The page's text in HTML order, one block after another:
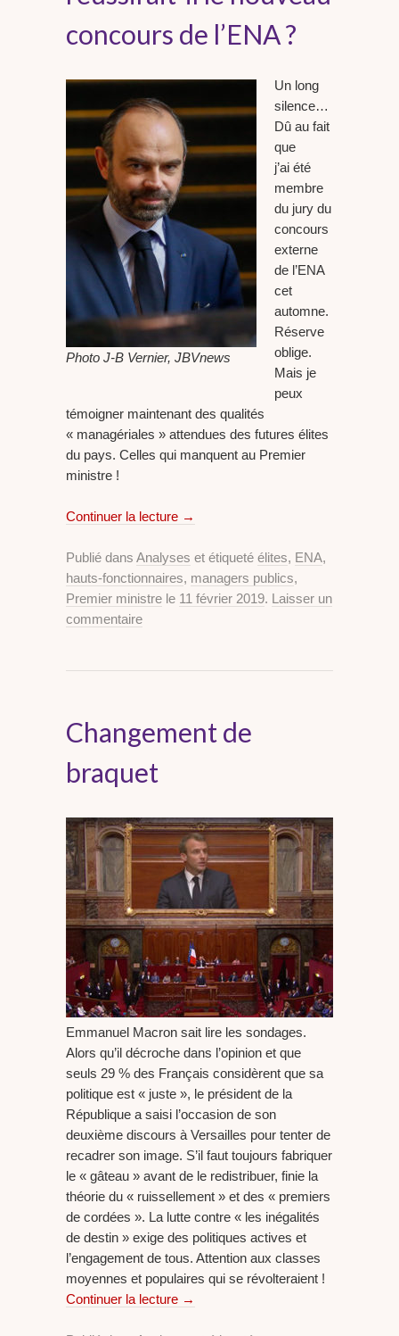
concours de l’ENA ?
Photo J-B Vernier, JBVnews
Un long
silence…
Dû au fait
que
j’ai été
membre
du jury du
concours
externe
de l’ENA
cet
automne.
Réserve
oblige.
Mais je
peux
témoigner maintenant des qualités
« managériales » attendues des futures élites
du pays. Celles qui manquent au Premier
ministre !
Continuer la lecture →
Publié dans Analyses et étiqueté élites, ENA,
hauts-fonctionnaires, managers publics,
Premier ministre le 11 février 2019. Laisser un
commentaire
Changement de
braquet
Emmanuel Macron sait lire les sondages.
Alors qu’il décroche dans l’opinion et que
seuls 29 % des Français considèrent que sa
politique est « juste », le président de la
République a saisi l’occasion de son
deuxième discours à Versailles pour tenter de
recadrer son image. S’il faut toujours fabriquer
le « gâteau » avant de le redistribuer, finie la
théorie du « ruissellement » et des « premiers
de cordées ». La lutte contre « les inégalités
de destin » exige des politiques actives et
l’engagement de tous. Attention aux classes
moyennes et populaires qui se révolteraient !
Continuer la lecture →